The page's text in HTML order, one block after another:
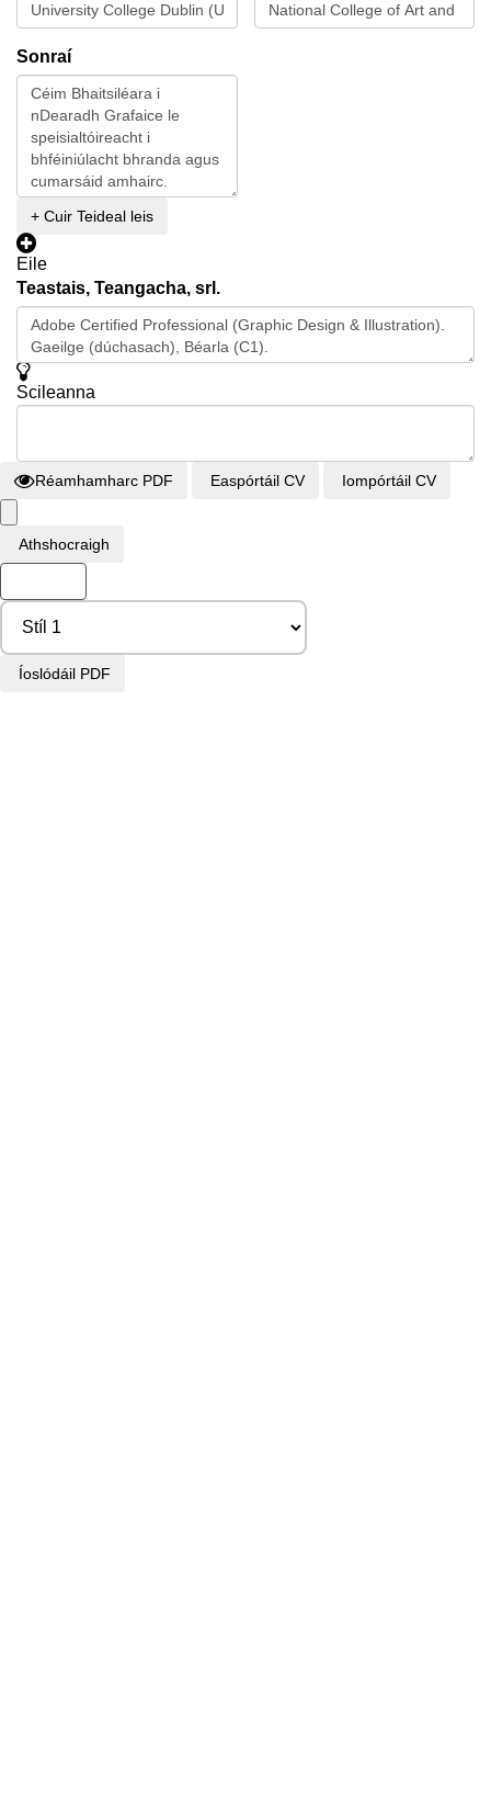
Sonraí
+ Cuir Teideal leis
Eile
Teastais, Teangacha, srl.
Scileanna
Réamhamharc PDF Easpórtáil CV Iompórtáil CV
Athshocraigh
Íoslódáil PDF